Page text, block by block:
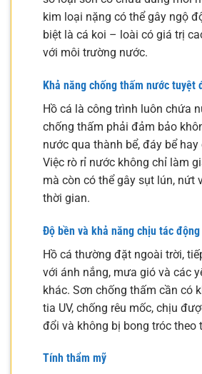
kim loại nặng có thể gây ngộ
biệt là cá koi – loài có giá trị
với môi trường nước.
Khả năng chống thấm nước tuyệt
Hồ cá là công trình luôn chứa
chống thấm phải đảm bảo
nước qua thành bể, đáy bể
Việc rò rỉ nước không chỉ làm
mà còn có thể gây sụt lún, nứt
thời gian.
Độ bền và khả năng chịu tác
Hồ cá thường đặt ngoài trời,
với ánh nắng, mưa gió và các
khác. Sơn chống thấm cần có
tia UV, chống rêu mốc, chịu
đổi và không bị bong tróc theo
Tính thẩm mỹ